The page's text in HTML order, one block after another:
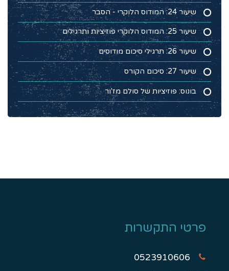
שיעור 24: המודוס הלוקרי - הסבר
שיעור 25: המודוס הלוקרי פוזיציות ותרגילים
שיעור 26: תרגילי סיכום מודוסים
שיעור 27: סיכום הקורס
בונוס: פוזיציות של סולם מז'ור
פרטי התקשרות
0523910606